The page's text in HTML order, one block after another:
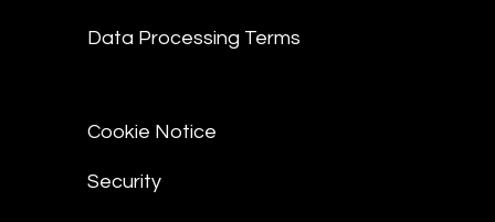
Data Processing Terms
Cookie Notice
Security